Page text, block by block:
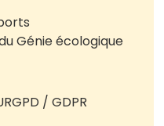
Génie écologique
RGPD / GDPR